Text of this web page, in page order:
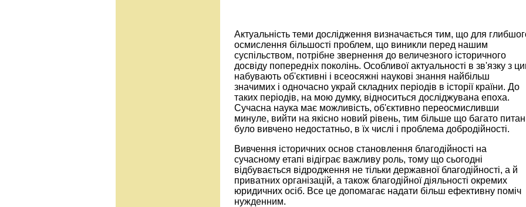
Актуальність теми дослідження визначається тим, що для
осмислення більшості проблем, що виникли перед нашим
суспільством, потрібне звернення до величезного історичного
досвіду попередніх поколінь. Особливої актуальності в зв'язку з
набувають об'єктивні і всеосяжні наукові знання найбільш
значимих і одночасно украй складних періодів в історії країни. До
таких періодів, на мою думку, відноситься досліджувана епоха.
Сучасна наука має можливість, об'єктивно переосмисливши
минуле, вийти на якісно новий рівень, тим більше що багато
було вивчено недостатньо, в їх числі і проблема добродійності.
Вивчення історичних основ становлення благодійності на
сучасному етапі відіграє важливу роль, тому що сьогодні
відбувається відродження не тільки державної благодійності, а й
приватних організацій, а також благодійної діяльності окремих
юридичних осіб. Все це допомагає надати більш ефективну поміч
нужденним.